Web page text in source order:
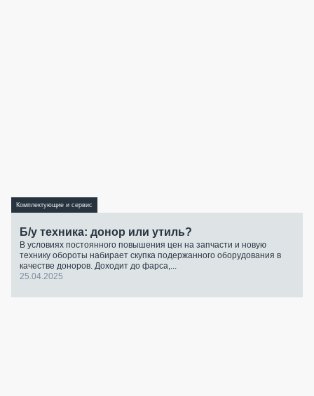
Комплектующие и сервис
Б/у техника: донор или утиль?
В условиях постоянного повышения цен на запчасти и новую
технику обороты набирает скупка подержанного оборудования в
качестве доноров. Доходит до фарса,...
25.04.2025